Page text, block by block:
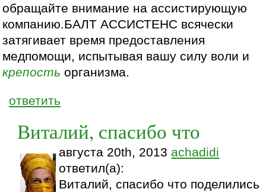
обращайте внимание на ассистирующую
компанию.БАЛТ АССИСТЕНС всячески
затягивает время предоставления
медпомощи, испытывая вашу силу воли и
крепость организма.
ответить
Виталий, спасибо что
августа 20th, 2013 achadidi
ответил(а):
Виталий, спасибо что поделились